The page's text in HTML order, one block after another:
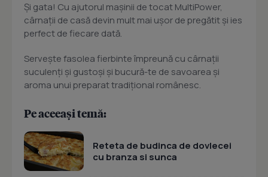
Și gata! Cu ajutorul mașinii de tocat MultiPower,
cârnații de casă devin mult mai ușor de pregătit și ies
perfect de fiecare dată.
Servește fasolea fierbinte împreună cu cârnații
suculenți și gustoși și bucură-te de savoarea și
aroma unui preparat tradițional românesc.
Pe aceeași temă:
Reteta de budinca de dovlecei
cu branza si sunca